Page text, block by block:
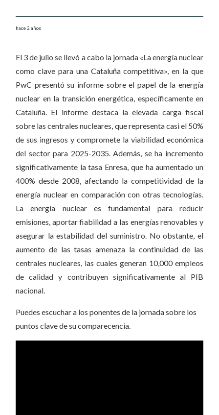
hace 2 años
El 3 de julio se llevó a cabo la jornada «La energía nuclear
como clave para una Cataluña competitiva», en la que
PwC presentó su informe sobre el papel de la energía
nuclear en la transición energética, específicamente en
Cataluña. El informe destaca la elevada carga fiscal
sobre las centrales nucleares, que representa casi el 50%
de sus ingresos y compromete la viabilidad económica
del sector para 2025-2035. Además, se ha incremento
significativamente la tasa Enresa, que ha aumentado un
400% desde 2008, afectando la competitividad de la
energía nuclear en comparación con otras tecnologías.
La energía nuclear es fundamental para reducir
emisiones, aportar fiabilidad a las energías renovables y
asegurar la estabilidad del suministro. No obstante, el
aumento de las tasas amenaza la continuidad de las
centrales nucleares, las cuales generan 10,000 empleos
de calidad y contribuyen significativamente al PIB
nacional.
Puedes escuchar a los ponentes de la jornada sobre los
puntos clave de su comparecencia.